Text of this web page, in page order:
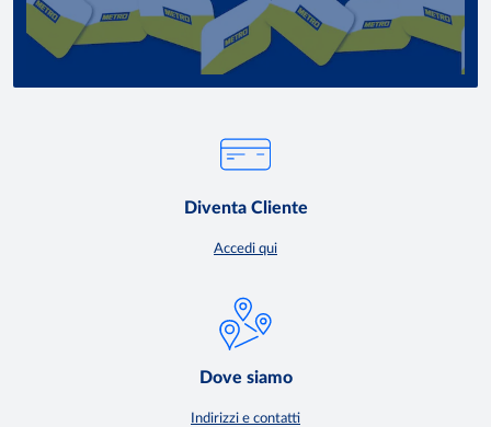
Diventa Cliente
Accedi qui
Dove siamo
Indirizzi e contatti